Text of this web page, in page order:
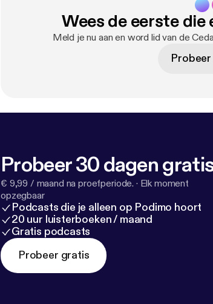
Wees de eerste
Meld je nu aan en word lid van de
Probeer 30 dagen
€ 9,99 / maand na proefperiode. · Elk moment
opzegbaar
Podcasts die je alleen op Podimo hoort
20 uur luisterboeken / maand
Gratis podcasts
Probeer gratis